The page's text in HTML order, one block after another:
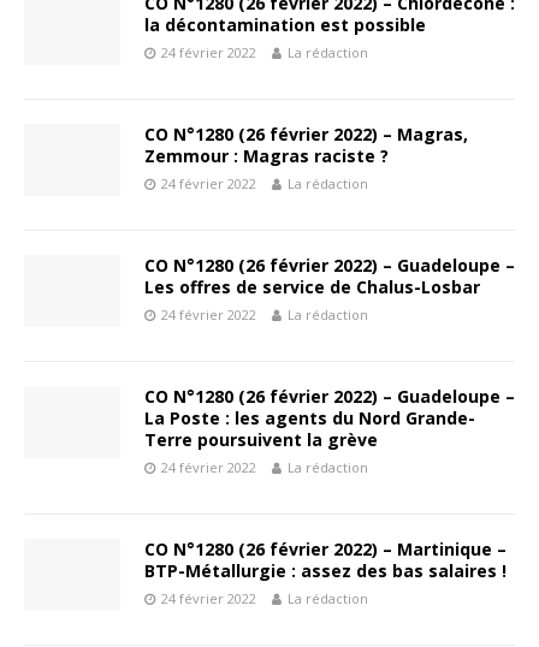
la décontamination est possible
24 février 2022 La rédaction
CO N°1280 (26 février 2022) – Magras,
Zemmour : Magras raciste ?
24 février 2022 La rédaction
CO N°1280 (26 février 2022) – Guadeloupe –
Les offres de service de Chalus-Losbar
24 février 2022 La rédaction
CO N°1280 (26 février 2022) – Guadeloupe –
La Poste : les agents du Nord Grande-
Terre poursuivent la grève
24 février 2022 La rédaction
CO N°1280 (26 février 2022) – Martinique –
BTP-Métallurgie : assez des bas salaires !
24 février 2022 La rédaction